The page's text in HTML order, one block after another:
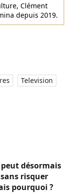
Clément
depuis 2019.
Television
désormais
risquer
pourquoi ?